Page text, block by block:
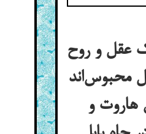
عقل و روح
محبوس‌اند
و